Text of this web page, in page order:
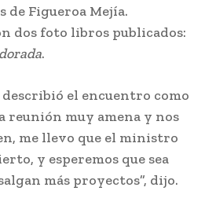
Figueroa Mejía.
dos foto libros publicados:
.
el encuentro como
reunión muy amena y nos
me llevo que el ministro
y esperemos que sea
más proyectos”, dijo.